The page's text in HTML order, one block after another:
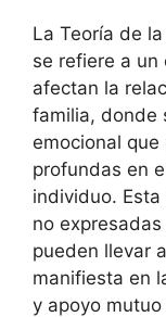
La Teoría de
se refiere a un
afectan la
familia, donde
emocional
profundas en
individuo.
no
pueden llevar
manifiesta en
y apoyo